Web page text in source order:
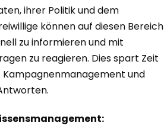
ihrer Politik und dem
können auf diesen Bereich
zu informieren und mit
zu reagieren. Dies spart Zeit
Kampagnenmanagement und